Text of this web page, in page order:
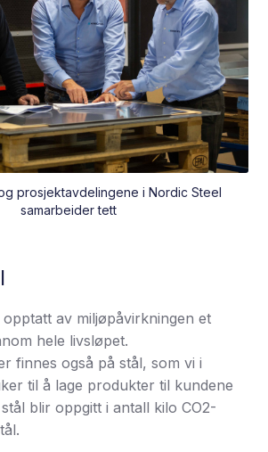
prosjektavdelingene i Nordic Steel
samarbeider tett
av miljøpåvirkningen et
hele livsløpet.
finnes også på stål, som vi i
til å lage produkter til kundene
blir oppgitt i antall kilo CO2-